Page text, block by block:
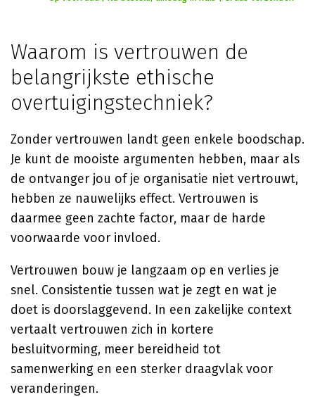
Waarom is vertrouwen de
belangrijkste ethische
overtuigingstechniek?
Zonder vertrouwen landt geen enkele boodschap.
Je kunt de mooiste argumenten hebben, maar als
de ontvanger jou of je organisatie niet vertrouwt,
hebben ze nauwelijks effect. Vertrouwen is
daarmee geen zachte factor, maar de harde
voorwaarde voor invloed.
Vertrouwen bouw je langzaam op en verlies je
snel. Consistentie tussen wat je zegt en wat je
doet is doorslaggevend. In een zakelijke context
vertaalt vertrouwen zich in kortere
besluitvorming, meer bereidheid tot
samenwerking en een sterker draagvlak voor
veranderingen.